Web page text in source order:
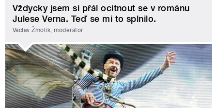
Vždycky jsem si přál ocitnout se v románu
Julese Verna. Teď se mi to splnilo.
Václav Žmolík, moderátor